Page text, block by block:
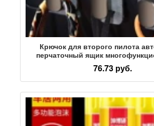
Крючок для второго пилота
перчаточный ящик
крючок для хранения
принадлежностей крючок для
автомобиля
76.73 руб.